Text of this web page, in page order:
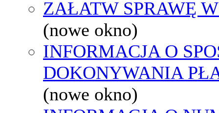
ZAŁATW SPRAWĘ
(nowe okno)
INFORMACJA O
DOKONYWANIA
(nowe okno)